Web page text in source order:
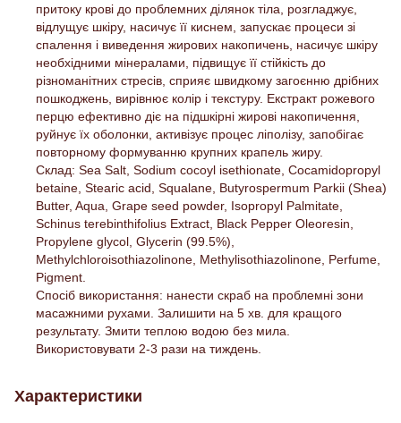
притоку крові до проблемних ділянок тіла, розгладжує,
відлущує шкіру, насичує її киснем, запускає процеси зі
спалення і виведення жирових накопичень, насичує шкіру
необхідними мінералами, підвищує її стійкість до
різноманітних стресів, сприяє швидкому загоєнню дрібних
пошкоджень, вирівнює колір і текстуру. Екстракт рожевого
перцю ефективно діє на підшкірні жирові накопичення,
руйнує їх оболонки, активізує процес ліполізу, запобігає
повторному формуванню крупних крапель жиру.
Склад: Sea Salt, Sodium cocoyl isethionate, Cocamidopropyl
betaine, Stearic acid, Squalane, Butyrospermum Parkii (Shea)
Butter, Aqua, Grape seed powder, Isopropyl Palmitate,
Schinus terebinthifolius Extract, Black Pepper Oleoresin,
Propylene glycol, Glycerin (99.5%),
Methylchloroisothiazolinone, Methylisothiazolinone, Perfume,
Pigment.
Спосіб використання: нанести скраб на проблемнi зони
масажними рухами. Залишити на 5 хв. для кращого
результату. Змити теплою водою без мила.
Використовувати 2-3 рази на тиждень.
Характеристики